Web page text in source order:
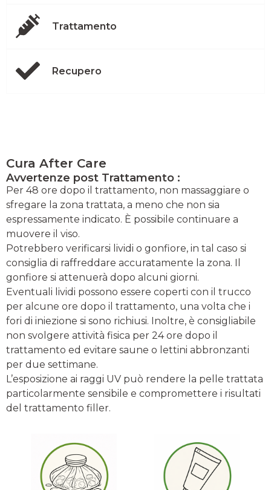
Trattamento
Recupero
Cura After Care
Avvertenze post Trattamento :
Per 48 ore dopo il trattamento, non massaggiare o
sfregare la zona trattata, a meno che non sia
espressamente indicato. È possibile continuare a
muovere il viso.
Potrebbero verificarsi lividi o gonfiore, in tal caso si
consiglia di raffreddare accuratamente la zona. Il
gonfiore si attenuerà dopo alcuni giorni.
Eventuali lividi possono essere coperti con il trucco
per alcune ore dopo il trattamento, una volta che i
fori di iniezione si sono richiusi. Inoltre, è consigliabile
non svolgere attività fisica per 24 ore dopo il
trattamento ed evitare saune o lettini abbronzanti
per due settimane.
L’esposizione ai raggi UV può rendere la pelle trattata
particolarmente sensibile e compromettere i risultati
del trattamento filler.